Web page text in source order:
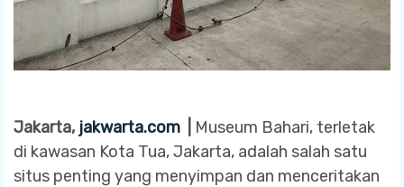
Jakarta, jakwarta.com
Museum Bahari, terletak
di kawasan Kota Tua, Jakarta, adalah salah satu
situs penting yang menyimpan dan menceritakan